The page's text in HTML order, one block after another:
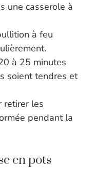
une casserole à
à feu
à 25 minutes
soient tendres et
retirer les
pendant la
en pots